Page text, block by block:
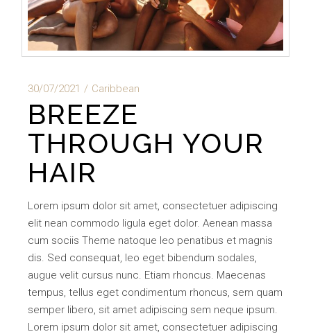
30/07/2021 Caribbean
BREEZE
THROUGH YOUR
HAIR
Lorem ipsum dolor sit amet, consectetuer adipiscing
elit nean commodo ligula eget dolor. Aenean massa
cum sociis Theme natoque leo penatibus et magnis
dis. Sed consequat, leo eget bibendum sodales,
augue velit cursus nunc. Etiam rhoncus. Maecenas
tempus, tellus eget condimentum rhoncus, sem quam
semper libero, sit amet adipiscing sem neque ipsum.
Lorem ipsum dolor sit amet, consectetuer adipiscing